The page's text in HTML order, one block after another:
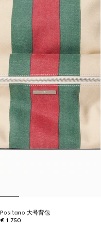
Positano 大号背包
€ 1.750